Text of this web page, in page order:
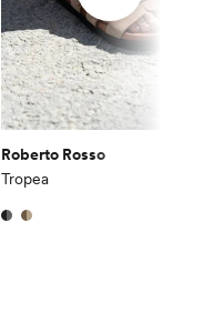
Roberto Rosso
Tropea